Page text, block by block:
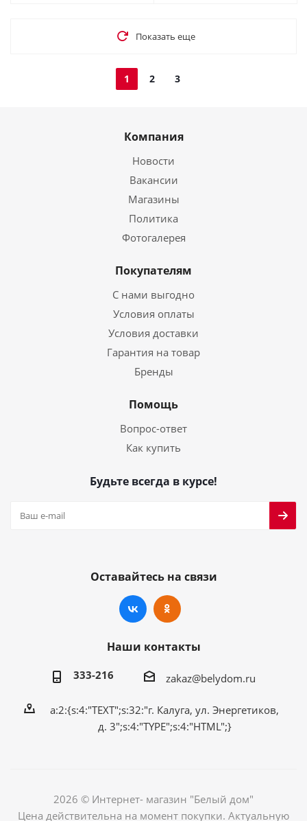
Показать еще
1 2 3
Компания
Новости
Вакансии
Магазины
Политика
Фотогалерея
Покупателям
С нами выгодно
Условия оплаты
Условия доставки
Гарантия на товар
Бренды
Помощь
Вопрос-ответ
Как купить
Будьте всегда в курсе!
Оставайтесь на связи
Наши контакты
333-216 zakaz@belydom.ru
a:2:{s:4:"TEXT";s:32:"г. Калуга, ул. Энергетиков,
д. 3";s:4:"TYPE";s:4:"HTML";}
2026 © Интернет- магазин "Белый дом"
Цена действительна на момент покупки. Актуальную